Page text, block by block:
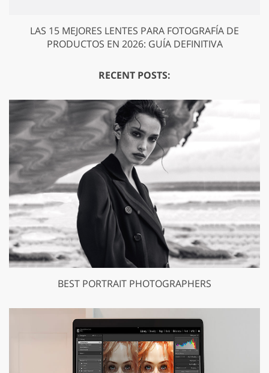
LAS 15 MEJORES LENTES PARA FOTOGRAFÍA DE
PRODUCTOS EN 2026: GUÍA DEFINITIVA
RECENT POSTS:
BEST PORTRAIT PHOTOGRAPHERS